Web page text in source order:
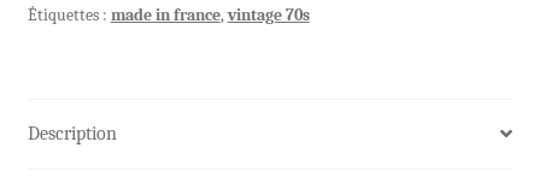
Étiquettes : made in france,vintage 70s
Description